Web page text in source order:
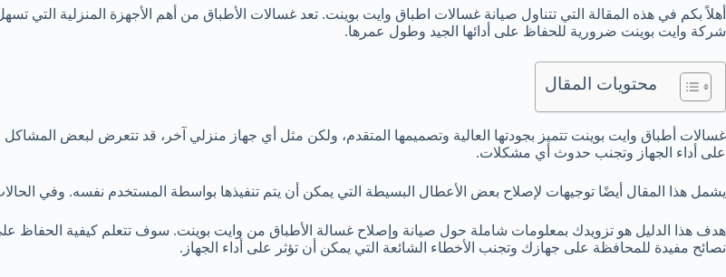
أهلاً بكم في هذه المقالة التي تتناول صيانة غسالات اطباق وايت بوينت. تعد غسالات الأطباق من أهم الأجهزة المنزلية التي
شركة وايت بوينت ضرورية للحفاظ على أدائها الجيد وطول عمرها.
محتويات المقال
غسالات أطباق وايت بوينت تتميز بجودتها العالية وتصميمها المتقدم، ولكن مثل أي جهاز منزلي آخر، قد تتعرض لبعض
على أداء الجهاز وتجنب حدوث أي مشكلات.
يشمل هذا المقال أيضًا توجيهات لإصلاح بعض الأعطال البسيطة التي يمكن أن يتم تنفيذها بواسطة المستخدم نفسه. وفي
هدف هذا الدليل هو تزويدك بمعلومات شاملة حول صيانة وإصلاح غسالة الأطباق من وايت بوينت. سوف تتعلم كيفية
نصائح مفيدة للمحافظة على جهازك وتجنب الأخطاء الشائعة التي يمكن أن تؤثر على أداء الجهاز.